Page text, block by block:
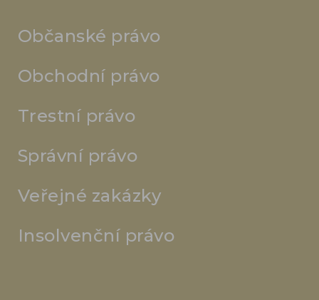
Občanské právo
Obchodní právo
Trestní právo
Správní právo
Veřejné zakázky
Insolvenční právo